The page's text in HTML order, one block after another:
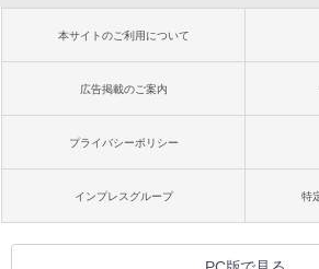
本サイトのご利用について
広告掲載のご案内
プライバシーポリシー
インプレスグループ 特